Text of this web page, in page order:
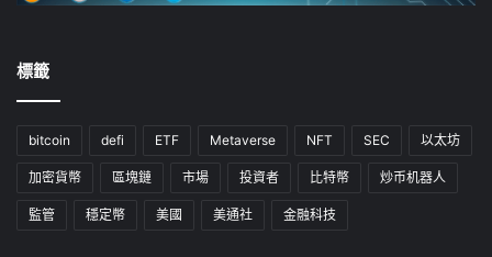
標籤
bitcoin defi ETF Metaverse NFT SEC 以太坊
加密貨幣 區塊鏈 市場 投資者 比特幣 炒币机器人
監管 穩定幣 美國 美通社 金融科技